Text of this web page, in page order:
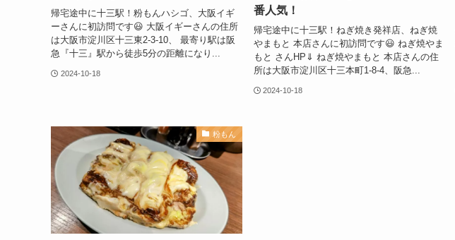
帰宅途中に十三駅！粉もんハシゴ、大阪イギ
ーさんに初訪問です😃 大阪イギーさんの住所
は大阪市淀川区十三東2-3-10、 最寄り駅は阪
急『十三』駅から徒歩5分の距離になり...
2024-10-18
番人気！
帰宅途中に十三駅！ねぎ焼き発祥店、ねぎ焼
やまもと 本店さんに初訪問です😃 ねぎ焼やま
もと さんHP⇓ ねぎ焼やまもと 本店さんの住
所は大阪市淀川区十三本町1-8-4、阪急...
2024-10-18
粉もん